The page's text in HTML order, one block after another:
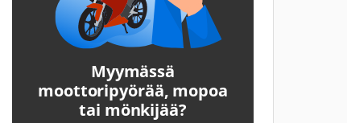
Myymässä
moottoripyörää, mopoa
tai mönkijää?